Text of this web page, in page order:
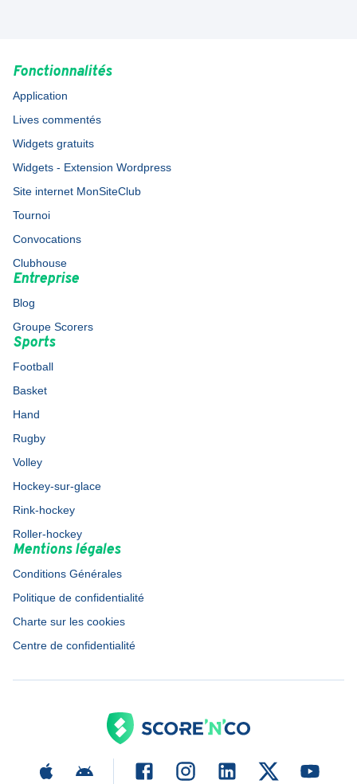
Fonctionnalités
Application
Lives commentés
Widgets gratuits
Widgets - Extension Wordpress
Site internet MonSiteClub
Tournoi
Convocations
Clubhouse
Entreprise
Blog
Groupe Scorers
Sports
Football
Basket
Hand
Rugby
Volley
Hockey-sur-glace
Rink-hockey
Roller-hockey
Mentions légales
Conditions Générales
Politique de confidentialité
Charte sur les cookies
Centre de confidentialité